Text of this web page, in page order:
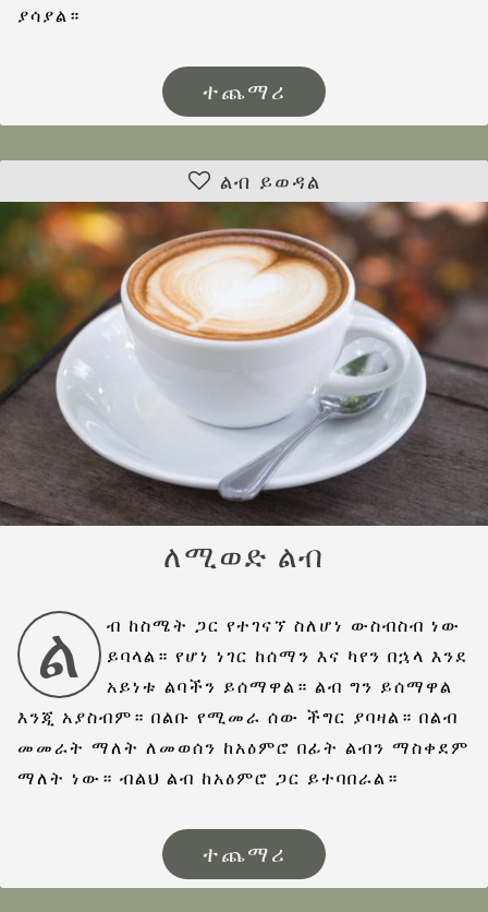
ያሳያል።
ተጨማሪ
ልብ ይወዳል
ለሚወድ ልብ
ል
ብ ከስሜት ጋር የተገናኘ ስለሆነ ውስብስብ ነው
ይባላል። የሆነ ነገር ከሰማን እና ካየን በኋላ እንደ
አይነቱ ልባችን ይሰማዋል። ልብ ግን ይሰማዋል
እንጂ አያስብም። በልቡ የሚመራ ሰው ችግር ያባዛል። በልብ
መመራት ማለት ለመወሰን ከአዕምሮ በፊት ልብን ማስቀደም
ማለት ነው። ብልህ ልብ ከአዕምሮ ጋር ይተባበራል።
ተጨማሪ